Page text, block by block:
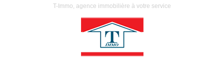
T-Immo, agence immobilière à votre service